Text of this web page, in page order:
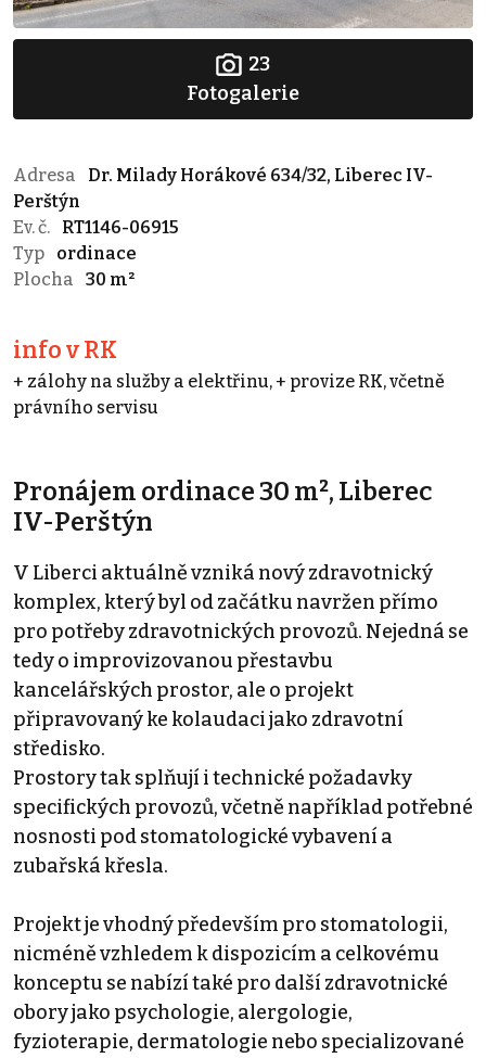
23
Fotogalerie
Adresa
Dr. Milady Horákové 634/32, Liberec IV-
Perštýn
Ev. č.
RT1146-06915
Typ
ordinace
Plocha
30 m²
info v RK
+ zálohy na služby a elektřinu, + provize RK, včetně
právního servisu
Pronájem ordinace 30 m², Liberec
IV-Perštýn
V Liberci aktuálně vzniká nový zdravotnický
komplex, který byl od začátku navržen přímo
pro potřeby zdravotnických provozů. Nejedná se
tedy o improvizovanou přestavbu
kancelářských prostor, ale o projekt
připravovaný ke kolaudaci jako zdravotní
středisko.
Prostory tak splňují i technické požadavky
specifických provozů, včetně například potřebné
nosnosti pod stomatologické vybavení a
zubařská křesla.
Projekt je vhodný především pro stomatologii,
nicméně vzhledem k dispozicím a celkovému
konceptu se nabízí také pro další zdravotnické
obory jako psychologie, alergologie,
fyzioterapie, dermatologie nebo specializované